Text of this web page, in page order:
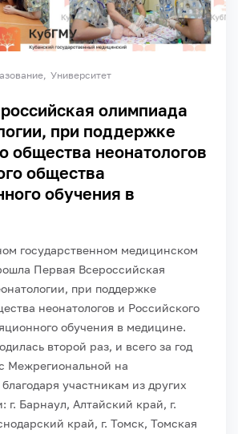
Университет
олимпиада
при поддержке
общества неонатологов
общества
обучения в
государственном медицинском
Первая Всероссийская
при поддержке
неонатологов и Российского
обучения в медицине.
второй раз, и всего за год
Межрегиональной на
участникам из других
г. Барнаул, Алтайский край, г.
край, г. Томск, Томская